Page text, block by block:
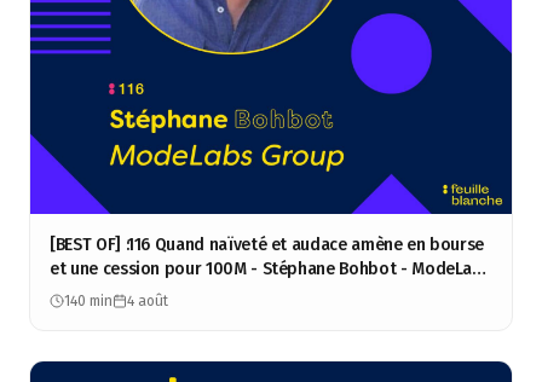
[BEST OF] :116 Quand naïveté et audace amène en bourse
et une cession pour 100M - Stéphane Bohbot - ModeLabs
Group
140 min 4 août